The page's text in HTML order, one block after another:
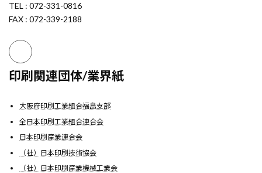
TEL : 072-331-0816
FAX : 072-339-2188
印刷関連団体/業界紙
大阪府印刷工業組合福島支部
全日本印刷工業組合連合会
日本印刷産業連合会
（社）日本印刷技術協会
（社）日本印刷産業機械工業会